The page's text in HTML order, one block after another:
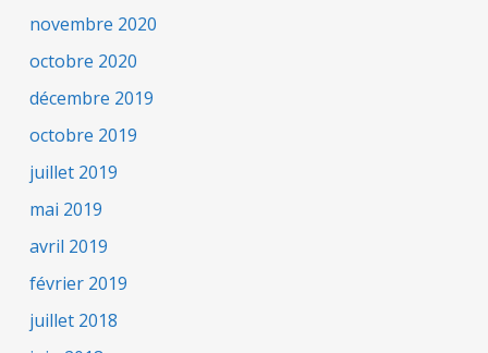
novembre 2020
octobre 2020
décembre 2019
octobre 2019
juillet 2019
mai 2019
avril 2019
février 2019
juillet 2018